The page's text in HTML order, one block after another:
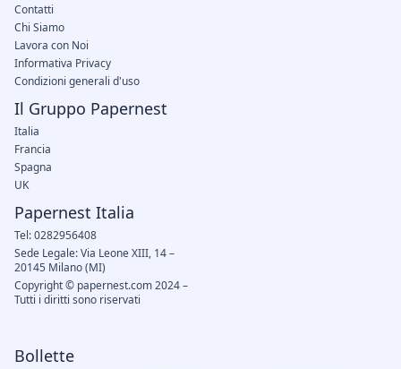
Bollette
Contatti
Chi Siamo
Lavora con Noi
Informativa Privacy
Condizioni generali d'uso
Il Gruppo Papernest
Italia
Francia
Spagna
UK
Papernest Italia
Tel: 0282956408
Sede Legale: Via Leone XIII, 14 –
20145 Milano (MI)
Copyright © papernest.com 2024 –
Tutti i diritti sono riservati